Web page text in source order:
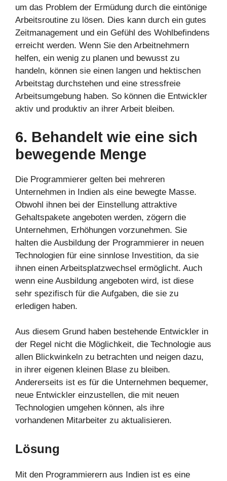
um das Problem der Ermüdung durch die eintönige
Arbeitsroutine zu lösen. Dies kann durch ein gutes
Zeitmanagement und ein Gefühl des Wohlbefindens
erreicht werden. Wenn Sie den Arbeitnehmern
helfen, ein wenig zu planen und bewusst zu
handeln, können sie einen langen und hektischen
Arbeitstag durchstehen und eine stressfreie
Arbeitsumgebung haben. So können die Entwickler
aktiv und produktiv an ihrer Arbeit bleiben.
6. Behandelt wie eine sich
bewegende Menge
Die Programmierer gelten bei mehreren
Unternehmen in Indien als eine bewegte Masse.
Obwohl ihnen bei der Einstellung attraktive
Gehaltspakete angeboten werden, zögern die
Unternehmen, Erhöhungen vorzunehmen. Sie
halten die Ausbildung der Programmierer in neuen
Technologien für eine sinnlose Investition, da sie
ihnen einen Arbeitsplatzwechsel ermöglicht. Auch
wenn eine Ausbildung angeboten wird, ist diese
sehr spezifisch für die Aufgaben, die sie zu
erledigen haben.
Aus diesem Grund haben bestehende Entwickler in
der Regel nicht die Möglichkeit, die Technologie aus
allen Blickwinkeln zu betrachten und neigen dazu,
in ihrer eigenen kleinen Blase zu bleiben.
Andererseits ist es für die Unternehmen bequemer,
neue Entwickler einzustellen, die mit neuen
Technologien umgehen können, als ihre
vorhandenen Mitarbeiter zu aktualisieren.
Lösung
Mit den Programmierern aus Indien ist es eine